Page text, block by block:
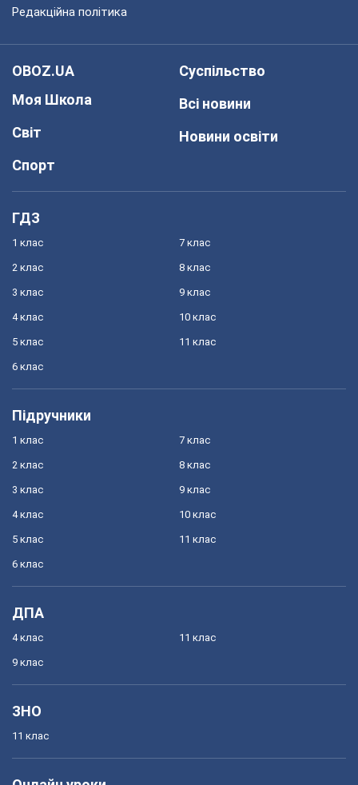
Редакційна політика
OBOZ.UA
Моя Школа
Світ
Спорт
Суспільство
Всі новини
Новини освіти
ГДЗ
1 клас
2 клас
3 клас
4 клас
5 клас
6 клас
7 клас
8 клас
9 клас
10 клас
11 клас
Підручники
1 клас
2 клас
3 клас
4 клас
5 клас
6 клас
7 клас
8 клас
9 клас
10 клас
11 клас
ДПА
4 клас
9 клас
11 клас
ЗНО
11 клас